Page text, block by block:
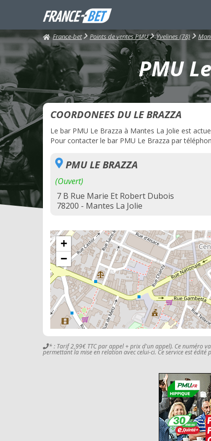
France-bet Points de ventes PMU Yvelines (78)
PMU
COORDONEES DU LE BRAZZA
Le bar PMU Le Brazza à Mantes La Jolie est
Pour contacter le bar PMU Le Brazza par
PMU LE BRAZZA
(Ouvert)
7 B Rue Marie Et Robert Dubois
78200 - Mantes La Jolie
+
−
* : Tarif 2,99€ TTC par appel + prix d'un appel). Ce numéro
permettant la mise en relation avec celui-ci. Ce service est édité